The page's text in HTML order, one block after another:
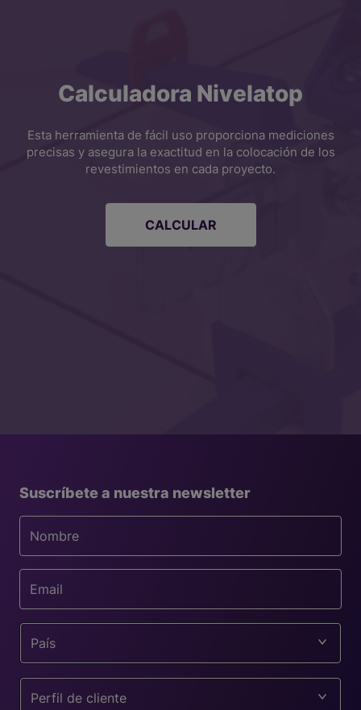
Calculadora Nivelatop
Esta herramienta de fácil uso proporciona mediciones
precisas y asegura la exactitud en la colocación de los
revestimientos en cada proyecto.
CALCULAR
Suscríbete a nuestra newsletter
País
Perfil de cliente